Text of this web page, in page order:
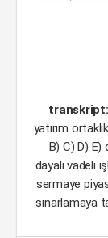
transkript:
yatırım
B) C) D) E)
dayalı vadeli
sermaye
sınarlamaya